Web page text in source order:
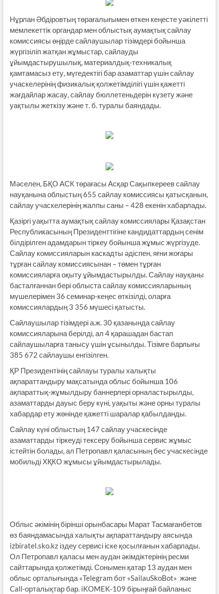
Нұрлан Әбдіровтың төрағалығымен өткен кеңесте уәкілетті
мемлекеттік органдар мен облыстық аумақтық сайлау
комиссиясы өңірде сайлаушылар тізімдері бойынша
жүргізіліп жатқан жұмыстар, сайлауды
ұйымдастырушылық, материалдық-техникалық
қамтамасыз ету, мүгедектігі бар азаматтар үшін сайлау
учаскелерінің физикалық қолжетімділігі үшін қажетті
жағдайлар жасау, сайлау бюллетеньдерін күзету және
уақтылы жеткізу және т. б. туралы баяндады.
Мәселен, БҚО АСК төрағасы Асқар Сақыпкереев сайлау
науқанына облыстың 655 сайлау комиссиясы қатысқанын,
сайлау учаскелерінің жалпы саны – 428 екенін хабарлады.
Қазіргі уақытта аумақтық сайлау комиссиялары Қазақстан
Республикасының Президенттігіне кандидаттардың сенім
білдірілген адамдарын тіркеу бойынша жұмыс жүргізуде.
Сайлау комиссияларын каскадты әдіспен, яғни жоғары
тұрған сайлау комиссиясынан – төмен тұрған
комиссияларға оқыту ұйымдастырылды. Сайлау науқаны
басталғаннан бері облыста сайлау комиссияларының
мүшелерімен 36 семинар-кеңес өткізілді, оларға
комиссиялардың 3 356 мүшесі қатысты.
Сайлаушылар тізімдері а.ж. 30 қазанында сайлау
комиссияларына берілді, ал 4 қарашадан бастап
сайлаушыларға танысу үшін ұсынылды. Тізімге барлығы
385 672 сайлаушы енгізілген.
ҚР Президентінің сайлауы туралы халықты
ақпараттандыру мақсатында облыс бойынша 106
ақпараттық-жұмылдыру баннерлері орналастырылды,
азаматтарды дауыс беру күні, уақыты және орны туралы
хабардар ету жөнінде қажетті шаралар қабылданды.
Сайлау күні облыстың 147 сайлау учаскесінде
азаматтарды тіркеуді тексеру бойынша сервис жұмыс
істейтін болады, ал Петропавл қаласының бес учаскесінде
мобильді ХҚКО жұмысы ұйымдастырылады.
Облыс әкімінің бірінші орынбасары Марат Тасмағанбетов
өз баяндамасында халықты ақпараттандыру аясында
izbiratel.sko.kz іздеу сервисі іске қосылғанын хабарлады.
Ол Петропавл қаласы мен аудан әкімдіктерінің ресми
сайттарында қолжетімді. Сонымен қатар 13 аудан мен
облыс орталығында «Telegram бот «SailauSkoBot» және
Call-орталықтар бар. iKOMEK-109 бірыңғай байланыс